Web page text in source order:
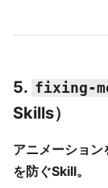
5. fixing-
Skills）
アニメーション
を防ぐSkill。